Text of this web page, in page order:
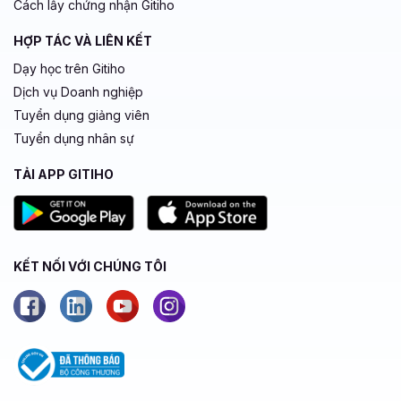
Cách lấy chứng nhận Gitiho
HỢP TÁC VÀ LIÊN KẾT
Dạy học trên Gitiho
Dịch vụ Doanh nghiệp
Tuyển dụng giảng viên
Tuyển dụng nhân sự
TẢI APP GITIHO
KẾT NỐI VỚI CHÚNG TÔI